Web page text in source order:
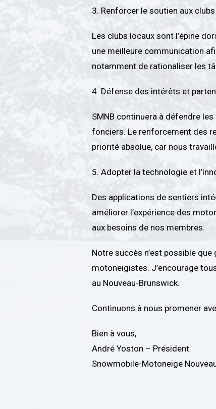
3. Renforcer le soutien aux clubs
Les clubs locaux sont l’épine
une meilleure communication
notamment de rationaliser les
4. Défense des intérêts et
SMNB continuera à défendre
fonciers. Le renforcement des
priorité absolue, car nous
5. Adopter la technologie et
Des applications de sentiers
améliorer l’expérience des
aux besoins de nos membres.
Notre succès n’est possible
motoneigistes. J’encourage
au Nouveau-Brunswick.
Continuons à nous promener
Bien à vous,
André Yoston – Président
Snowmobile-Motoneige